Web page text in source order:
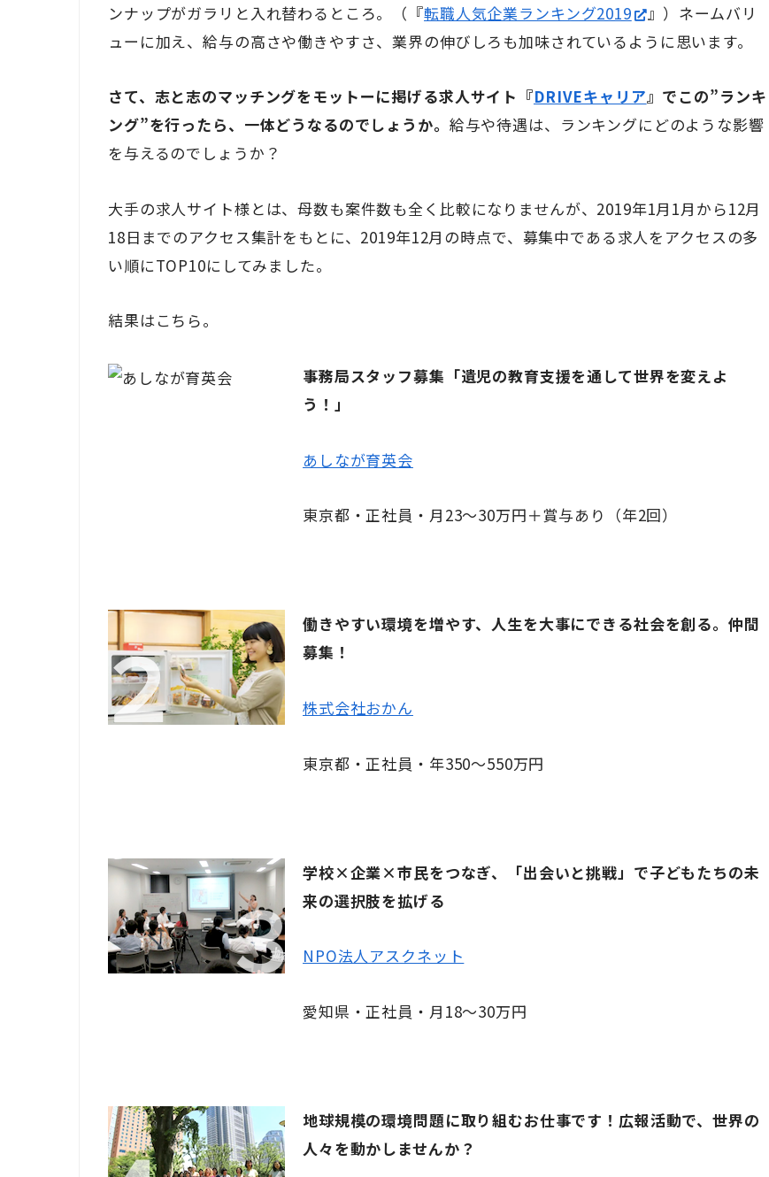
ンナップがガラリと入れ替わるところ。（『転職人気企業ランキング2019
』）ネームバリ
ューに加え、給与の高さや働きやすさ、業界の伸びしろも加味されているように思います。
さて、志と志のマッチングをモットーに掲げる求人サイト『DRIVEキャリア』でこの”ランキ
ング”を行ったら、一体どうなるのでしょうか。 給与や待遇は、ランキングにどのような影響
を与えるのでしょうか？
大手の求人サイト様とは、母数も案件数も全く比較になりませんが、2019年1月1月から12月
18日までのアクセス集計をもとに、2019年12月の時点で、募集中である求人をアクセスの多
い順にTOP10にしてみました。
結果はこちら。
事務局スタッフ募集「遺児の教育支援を通して世界を変えよ
う！」
あしなが育英会
東京都・正社員・月23～30万円＋賞与あり（年2回）
働きやすい環境を増やす、人生を大事にできる社会を創る。仲間
募集！
株式会社おかん
東京都・正社員・年350～550万円
学校×企業×市民をつなぎ、「出会いと挑戦」で子どもたちの未
来の選択肢を拡げる
NPO法人アスクネット
愛知県・正社員・月18～30万円
地球規模の環境問題に取り組むお仕事です！広報活動で、世界の
人々を動かしませんか？